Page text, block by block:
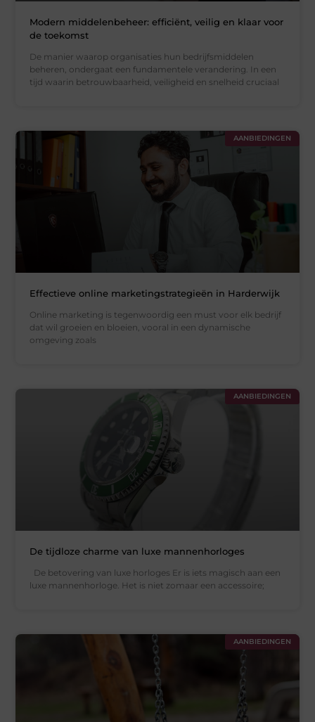
Modern middelenbeheer: efficiënt, veilig en klaar voor
de toekomst
De manier waarop organisaties hun bedrijfsmiddelen
beheren, ondergaat een fundamentele verandering. In een
tijd waarin betrouwbaarheid, veiligheid en snelheid cruciaal
AANBIEDINGEN
Effectieve online marketingstrategieën in Harderwijk
Online marketing is tegenwoordig een must voor elk bedrijf
dat wil groeien en bloeien, vooral in een dynamische
omgeving zoals
AANBIEDINGEN
De tijdloze charme van luxe mannenhorloges
De betovering van luxe horloges Er is iets magisch aan een
luxe mannenhorloge. Het is niet zomaar een accessoire;
AANBIEDINGEN